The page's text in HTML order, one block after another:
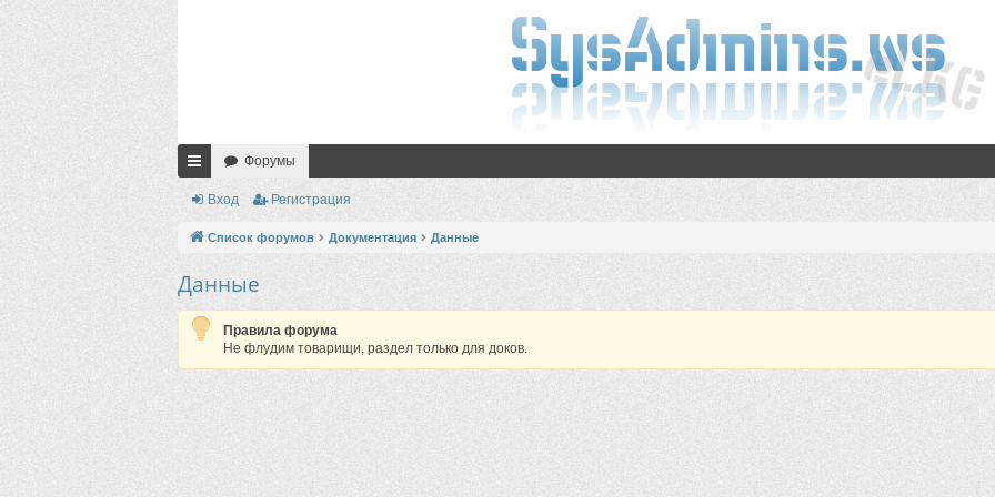
с
ы
и
Форумы
Вход Регистрация
Список форумов Документация Данные
Данные
Правила форума
Не флудим товарищи, раздел только для доков.